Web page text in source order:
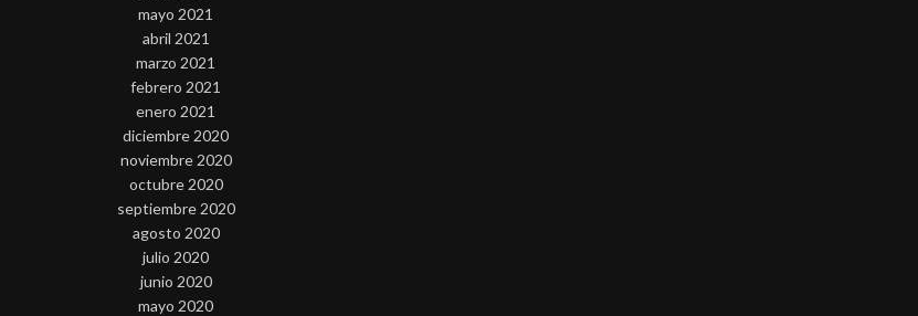
mayo 2021
abril 2021
marzo 2021
febrero 2021
enero 2021
diciembre 2020
noviembre 2020
octubre 2020
septiembre 2020
agosto 2020
julio 2020
junio 2020
mayo 2020